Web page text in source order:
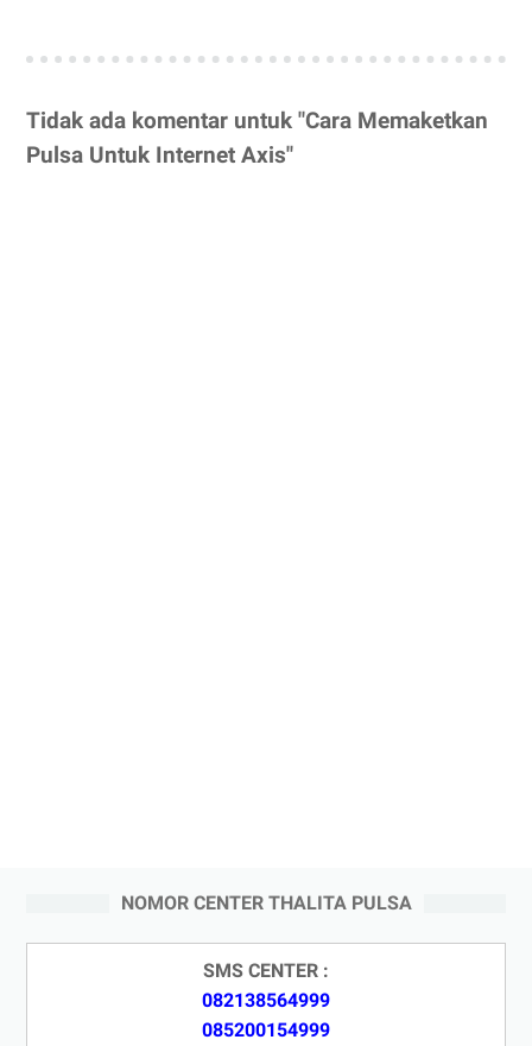
Tidak ada komentar untuk "Cara Memaketkan
Pulsa Untuk Internet Axis"
NOMOR CENTER THALITA PULSA
SMS CENTER :
082138564999
085200154999